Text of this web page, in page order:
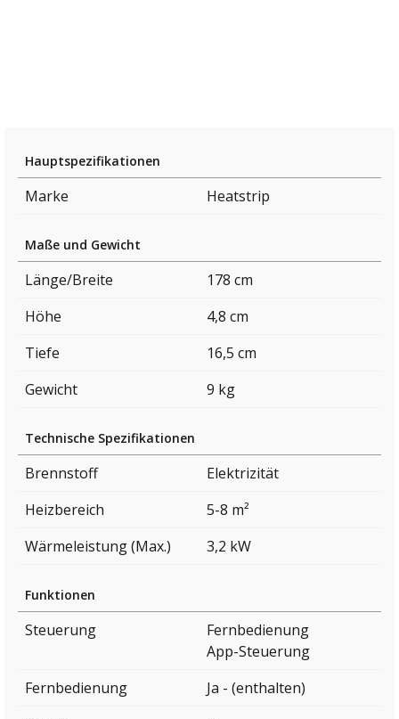
Hauptspezifikationen
Marke Heatstrip
Maße und Gewicht
Länge/Breite
178 cm
Höhe
4,8 cm
Tiefe
16,5 cm
Gewicht
9 kg
Technische Spezifikationen
Brennstoff
Elektrizität
Heizbereich
5-8 m²
Wärmeleistung (Max.)
3,2 kW
Funktionen
Steuerung
Fernbedienung
App-Steuerung
Fernbedienung
Ja - (enthalten)